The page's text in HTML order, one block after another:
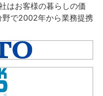
はお客様の暮らしの価
で2002年から業務提携